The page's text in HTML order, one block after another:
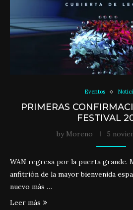
Eventos
PRIMERAS
FESTIVAL
by Moreno 5
WAN regresa por la puerta grande.
anfitrión de la mayor bienvenida
nuevo más …
Leer más